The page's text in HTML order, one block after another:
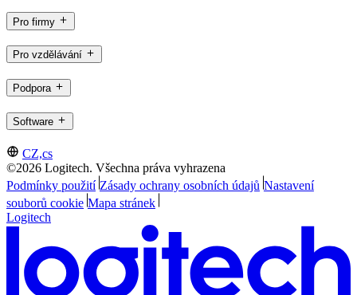
Pro firmy
Pro vzdělávání
Podpora
Software
CZ,cs
©2026 Logitech. Všechna práva vyhrazena
Podmínky použití Zásady ochrany osobních údajů Nastavení
souborů cookie Mapa stránek
Logitech